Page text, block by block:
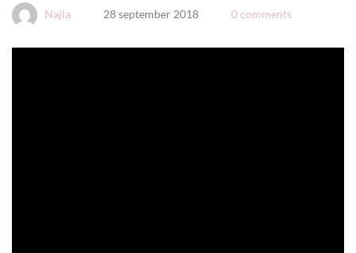
Najla 28 september 2018 0 comments